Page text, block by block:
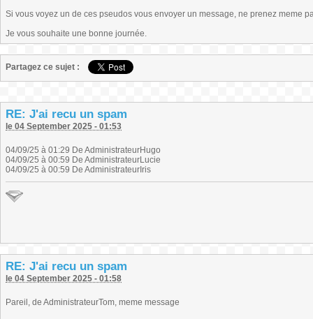
Si vous voyez un de ces pseudos vous envoyer un message, ne prenez meme
Je vous souhaite une bonne journée.
Partagez ce sujet :
RE: J'ai recu un spam
le 04 September 2025 - 01:53
04/09/25 à 01:29 De AdministrateurHugo
04/09/25 à 00:59 De AdministrateurLucie
04/09/25 à 00:59 De AdministrateurIris
RE: J'ai recu un spam
le 04 September 2025 - 01:58
Pareil, de AdministrateurTom, meme message